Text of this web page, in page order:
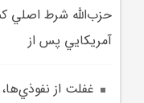
حزب‌الله شرط اصلي
آمريکايي پس از
غفلت از